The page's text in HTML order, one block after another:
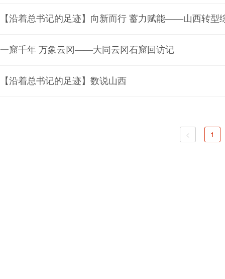
【沿着总书记的足迹】向新而行 蓄力赋能——山西转型
一窟千年 万象云冈——大同云冈石窟回访记
【沿着总书记的足迹】数说山西
< 1